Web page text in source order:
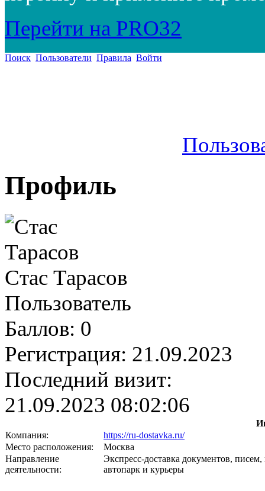
Перейти на PRO32
Поиск Пользователи Правила Войти
Профиль
Стас Тарасов
Пользователь
Баллов: 0
Регистрация: 21.09.2023
Последний визит:
21.09.2023 08:02:06
Компания:
https://ru-dostavka.ru/
Место расположения:
Москва
Направление
деятельности:
Экспресс-доставка документов,
автопарк и курьеры